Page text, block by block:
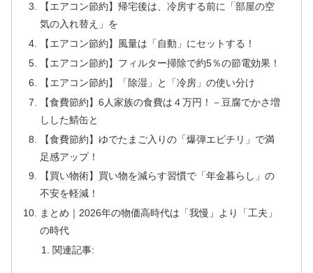
【エアコン節約】帰宅後は、冷房する前に「部屋の空
気の入れ替え」を
【エアコン節約】風量は「自動」にセットする！
【エアコン節約】フィルター掃除で約5％の節電効果！
【エアコン節約】「除湿」と「冷房」の使い分け
【食費節約】6人家族の食費は４万円！－豆腐でかさ増
しした鯖缶と
【食費節約】ゆでたまご入りの「爆弾エビチリ」で満
足感アップ！
【買い物術】買い物を減らす習慣で「年金暮らし」の
不安を軽減！
まとめ｜2026年の物価高時代は「我慢」より「工夫」
の時代
関連記事: